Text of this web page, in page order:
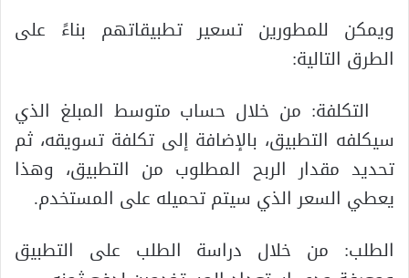
ويمكن للمطورين تسعير تطبيقاتهم بناءً على
الطرق التالية:
التكلفة: من خلال حساب متوسط المبلغ الذي
سيكلفه التطبيق، بالإضافة إلى تكلفة تسويقه، ثم
تحديد مقدار الربح المطلوب من التطبيق، وهذا
يعطي السعر الذي سيتم تحميله على المستخدم.
الطلب: من خلال دراسة الطلب على التطبيق